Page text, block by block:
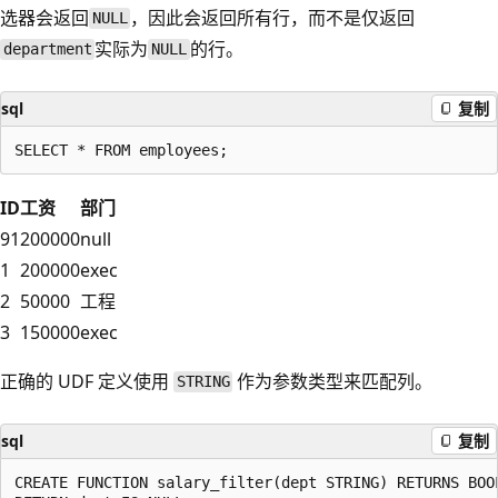
选器会返回 NULL ，因此会返回所有行，而不是仅返回
department 实际为 NULL的行。
sql 复制
ID工资
部门
91200000null
1 200000exec
2 50000 工程
3 150000exec
正确的 UDF 定义使用 STRING 作为参数类型来匹配列。
sql 复制
CREATE FUNCTION salary_filter(dept STRING) RETURNS